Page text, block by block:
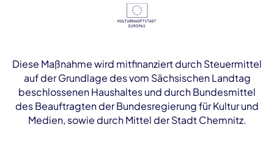
Diese Maßnahme wird mitfinanziert durch Steuermittel
auf der Grundlage des vom Sächsischen Landtag
beschlossenen Haushaltes und durch Bundesmittel
des Beauftragten der Bundesregierung für Kultur und
Medien, sowie durch Mittel der Stadt Chemnitz.